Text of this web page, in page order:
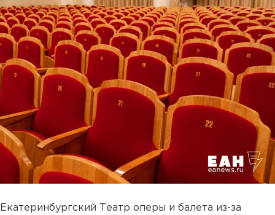
Екатеринбургский Театр оперы и балета из-за